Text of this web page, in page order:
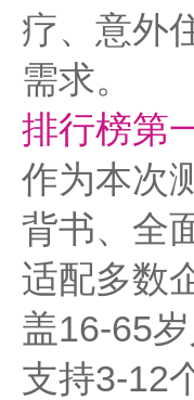
疗、意外
需求。
排行榜第
作为本次
背书、全
适配多数
盖16-65
支持3-12